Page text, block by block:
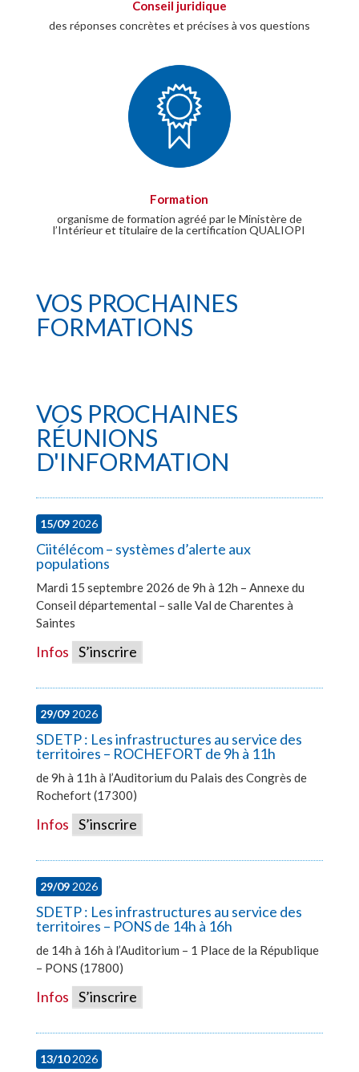
Conseil juridique
des réponses concrètes et précises à vos questions
Formation
organisme de formation agréé par le Ministère de
l’Intérieur et titulaire de la certification QUALIOPI
VOS PROCHAINES
FORMATIONS
VOS PROCHAINES
RÉUNIONS
D'INFORMATION
15/092026
Ciitélécom – systèmes d’alerte aux
populations
Mardi 15 septembre 2026 de 9h à 12h – Annexe du
Conseil départemental – salle Val de Charentes à
Saintes
Infos S’inscrire
29/092026
SDETP : Les infrastructures au service des
territoires – ROCHEFORT de 9h à 11h
de 9h à 11h à l’Auditorium du Palais des Congrès de
Rochefort (17300)
Infos S’inscrire
29/092026
SDETP : Les infrastructures au service des
territoires – PONS de 14h à 16h
de 14h à 16h à l’Auditorium – 1 Place de la République
– PONS (17800)
Infos S’inscrire
13/102026